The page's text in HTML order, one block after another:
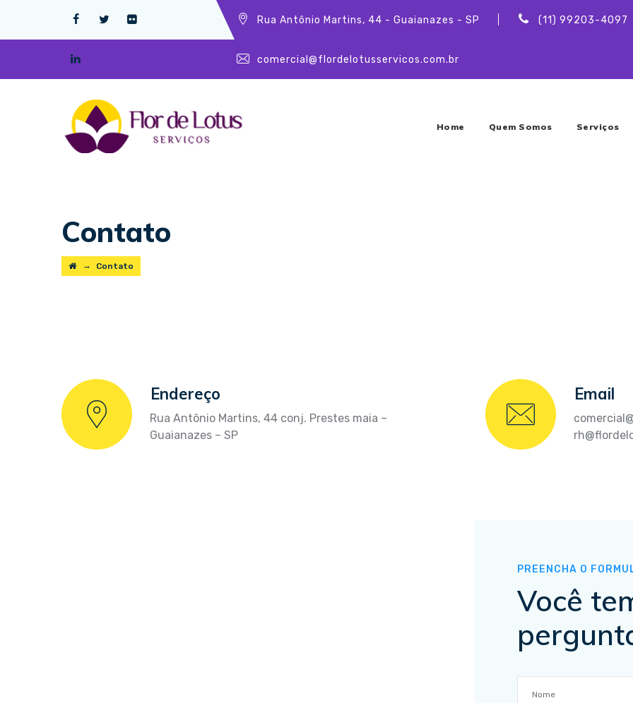
Rua Antônio Martins, 44 - Guaianazes - SP (11) 99203-4097
comercial@flordelotusservicos.com.br
Home Quem Somos Serviços
Contato
→ Contato
Endereço
Rua Antônio Martins, 44 conj. Prestes maia –
Guaianazes – SP
Email
PREENCHA O
Você